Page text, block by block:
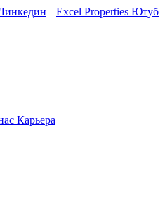
Excel Properties Ютуб
Карьера